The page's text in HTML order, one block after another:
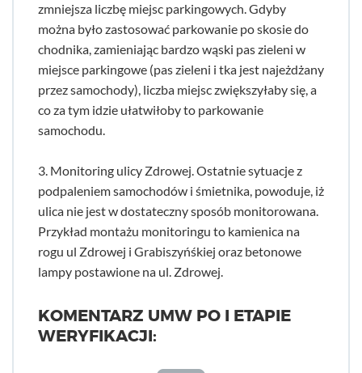
zmniejsza liczbę miejsc parkingowych. Gdyby
można było zastosować parkowanie po skosie do
chodnika, zamieniając bardzo wąski pas zieleni w
miejsce parkingowe (pas zieleni i tka jest najeżdżany
przez samochody), liczba miejsc zwiększyłaby się, a
co za tym idzie ułatwiłoby to parkowanie
samochodu.
3. Monitoring ulicy Zdrowej. Ostatnie sytuacje z
podpaleniem samochodów i śmietnika, powoduje, iż
ulica nie jest w dostateczny sposób monitorowana.
Przykład montażu monitoringu to kamienica na
rogu ul Zdrowej i Grabiszyńśkiej oraz betonowe
lampy postawione na ul. Zdrowej.
KOMENTARZ UMW PO I ETAPIE
WERYFIKACJI: